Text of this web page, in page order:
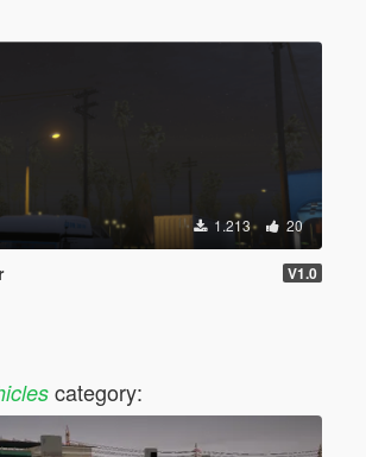
1.213 20
V1.0
category: